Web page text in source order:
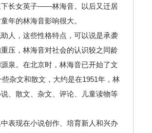
下长女英子——林海音。以后又迁居
年的林海音影响很大。
人，这些性格特点，可以说是承袭
压，林海音对社会的认识较之同龄
泉。在北京时，林海音已开始了文
杂文和散文，大约是在1951年，林
、散文、杂文、评论、儿童读物等
表现在小说创作、培育新人和兴办